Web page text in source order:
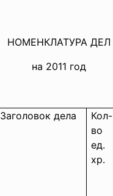
НОМЕНКЛАТУРА ДЕЛ
на 2011 год
Заголовок дела
Кол-
во
ед.
хр.